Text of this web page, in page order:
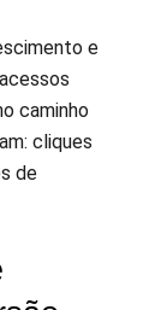
e
caminho
cliques
de